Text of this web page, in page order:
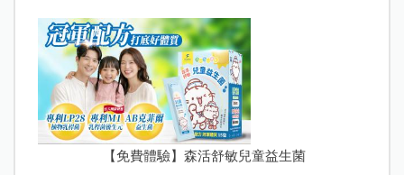
【免費體驗】森活舒敏兒童益生菌